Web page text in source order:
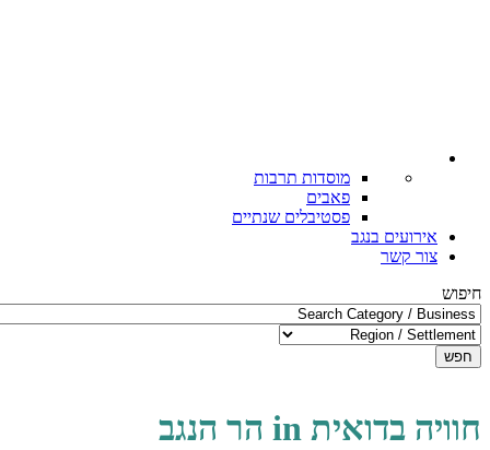
מוסדות תרבות
פאבים
פסטיבלים שנתיים
אירועים בנגב
צור קשר
חיפוש
חפש
חוויה בדואית in הר הנגב